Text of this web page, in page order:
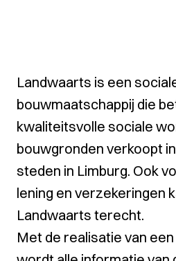
Landwaarts is een
bouwmaatschappij die
kwaliteitsvolle sociale
bouwgronden verkoopt
steden in Limburg. Ook
lening en verzekeringen
Landwaarts terecht.
Met de realisatie van